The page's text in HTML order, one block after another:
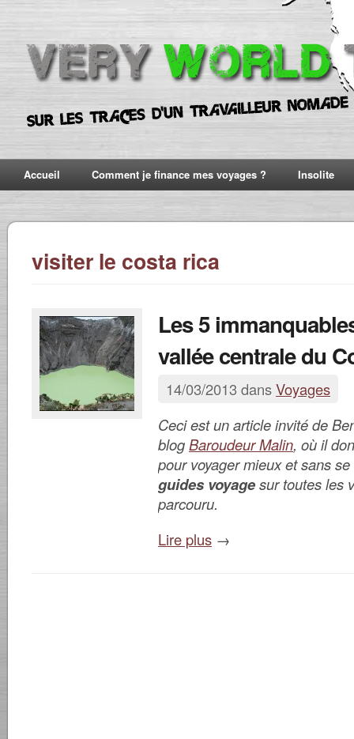
Accueil Comment je finance mes voyages ? Insolite
visiter le costa rica
Les 5
vallée centrale du
14/03/2013 dansVoyages
Ceci est un article invité de
blogBaroudeur Malin, où il
pour voyager mieux et sans
guides voyagesur toutes les
parcouru.
Lire plus →